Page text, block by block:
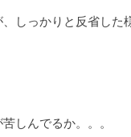
しっかりと反省した
しんでるか。。。